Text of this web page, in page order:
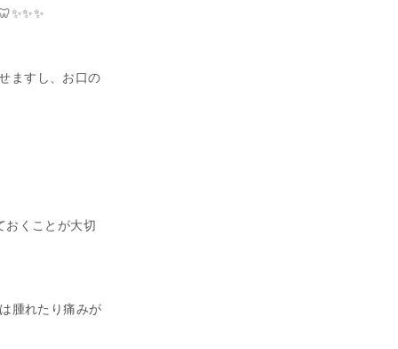
ますし、お口の
おくことが大切
腫れたり痛みが